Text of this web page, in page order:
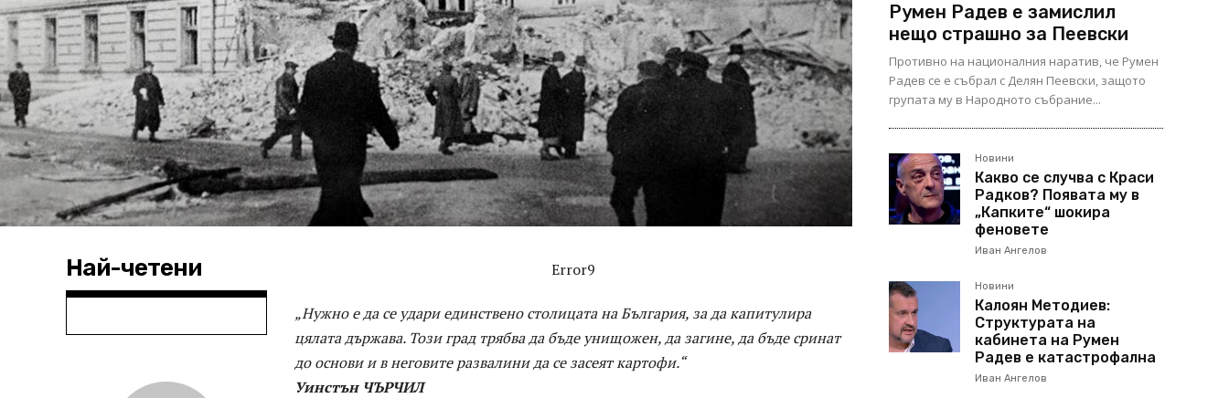
Най-четени Error9
„Нужно е да се удари единствено столицата на България, за да капитулира
цялата държава. Този град трябва да бъде унищожен, да загине, да бъде сринат
до основи и в неговите развалини да се засеят картофи.“
Уинстън ЧЪРЧИЛ
Румен Радев е замислил
нещо страшно за Пеевски
Противно на националния наратив, че Румен
Радев се е събрал с Делян Пеевски, защото
групата му в Народното събрание...
Новини
Какво се случва с Краси
Радков? Появата му в
„Капките“ шокира
феновете
Иван Ангелов
Новини
Калоян Методиев:
Структурата на
кабинета на Румен
Радев е катастрофална
Иван Ангелов